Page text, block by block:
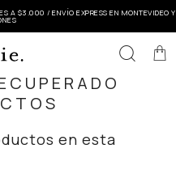
A $3.000 / ENVÍO EXPRESS EN MONTEVIDEO Y
en esta